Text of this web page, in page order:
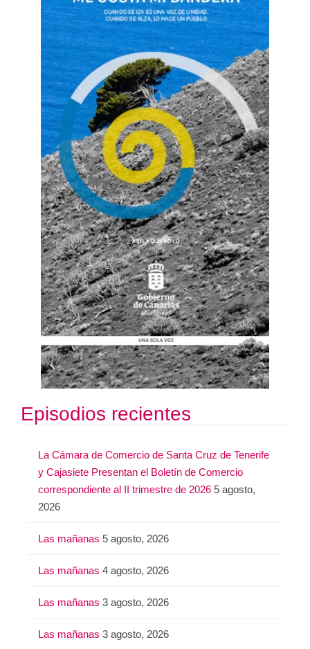
Episodios recientes
La Cámara de Comercio de Santa Cruz de Tenerife
y Cajasiete Presentan el Boletín de Comercio
correspondiente al II trimestre de 2026 5 agosto,
2026
Las mañanas 5 agosto, 2026
Las mañanas 4 agosto, 2026
Las mañanas 3 agosto, 2026
Las mañanas 3 agosto, 2026